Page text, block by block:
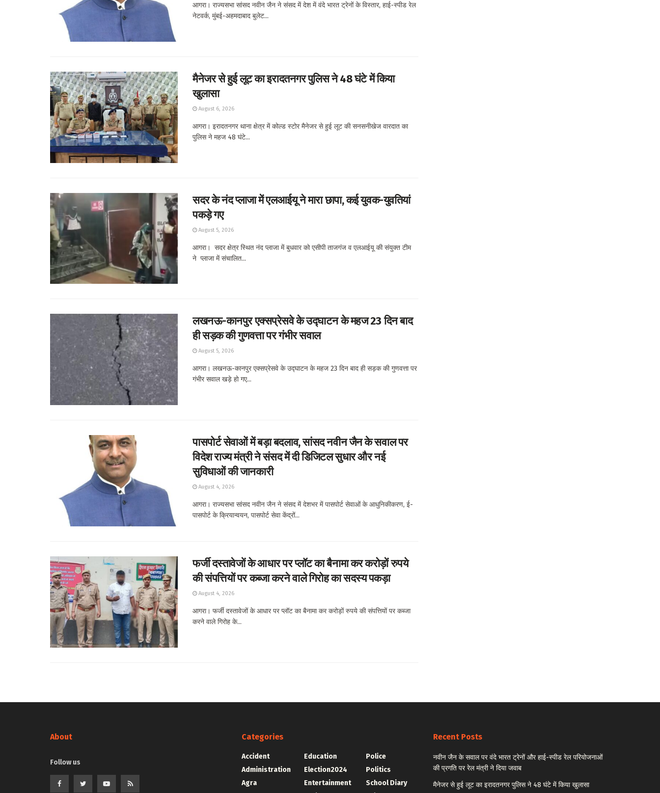
आगरा। राज्यसभा सांसद नवीन जैन ने संसद में देश में वंदे भारत ट्रेनों के विस्तार, हाई-स्पीड रेल
नेटवर्क, मुंबई-अहमदाबाद बुलेट...
मैनेजर से हुई लूट का इरादतनगर पुलिस ने 48 घंटे में किया
खुलासा
August 6, 2026
आगरा। इरादतनगर थाना क्षेत्र में कोल्ड स्टोर मैनेजर से हुई लूट की सनसनीखेज वारदात का
पुलिस ने महज 48 घंटे...
सदर के नंद प्लाजा में एलआईयू ने मारा छापा, कई युवक-युवतियां
पकड़े गए
August 5, 2026
आगरा। सदर क्षेत्र स्थित नंद प्लाजा में बुधवार को एसीपी ताजगंज व एलआईयू की संयुक्त टीम
ने प्लाजा में संचालित...
लखनऊ-कानपुर एक्सप्रेसवे के उद्घाटन के महज 23 दिन बाद
ही सड़क की गुणवत्ता पर गंभीर सवाल
August 5, 2026
आगरा। लखनऊ-कानपुर एक्सप्रेसवे के उद्घाटन के महज 23 दिन बाद ही सड़क की गुणवत्ता पर
गंभीर सवाल खड़े हो गए...
पासपोर्ट सेवाओं में बड़ा बदलाव, सांसद नवीन जैन के सवाल पर
विदेश राज्य मंत्री ने संसद में दी डिजिटल सुधार और नई
सुविधाओं की जानकारी
August 4, 2026
आगरा। राज्यसभा सांसद नवीन जैन ने संसद में देशभर में पासपोर्ट सेवाओं के आधुनिकीकरण, ई-
पासपोर्ट के क्रियान्वयन, पासपोर्ट सेवा केंद्रों...
फर्जी दस्तावेजों के आधार पर प्लॉट का बैनामा कर करोड़ों रुपये
की संपत्तियों पर कब्जा करने वाले गिरोह का सदस्य पकड़ा
August 4, 2026
आगरा। फर्जी दस्तावेजों के आधार पर प्लॉट का बैनामा कर करोड़ों रुपये की संपत्तियों पर कब्जा
करने वाले गिरोह के...
About
Follow us
Categories
Accident
Administration
Agra
Education
Election2024
Entertainment
Police
Politics
School Diary
Recent Posts
नवीन जैन के सवाल पर वंदे भारत ट्रेनों और हाई-स्पीड रेल परियोजनाओं
की प्रगति पर रेल मंत्री ने दिया जवाब
मैनेजर से हुई लूट का इरादतनगर पुलिस ने 48 घंटे में किया खुलासा